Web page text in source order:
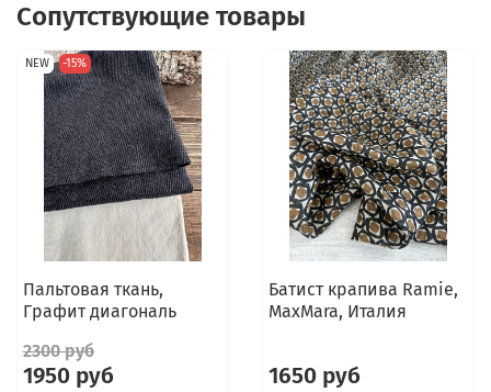
Сопутствующие товары
NEW -15%
Пальтовая ткань,
Графит диагональ
2300 руб
1950 руб
Батист крапива Ramie,
MaxMara, Италия
1650 руб